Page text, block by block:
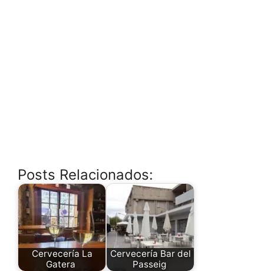
Posts Relacionados:
Cervecería La
Gatera
Cervecería Bar del
Passeig